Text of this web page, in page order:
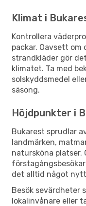
Klimat i
Kontrollera
packar. Oavsett
strandkläder gör
klimatet. Ta med
solskyddsmedel
säsong.
Höjdpunkter i
Bukarest sprudlar
landmärken,
natursköna platser.
det alltid något
Besök sevärdheter
lokalinvånare eller